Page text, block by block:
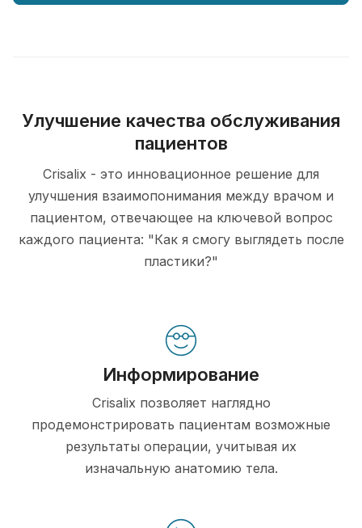
Улучшение качества обслуживания
пациентов
Crisalix - это инновационное решение для
улучшения взаимопонимания между врачом и
пациентом, отвечающее на ключевой вопрос
каждого пациента: "Как я смогу выглядеть после
пластики?"
Информирование
Crisalix позволяет наглядно
продемонстрировать пациентам возможные
результаты операции, учитывая их
изначальную анатомию тела.